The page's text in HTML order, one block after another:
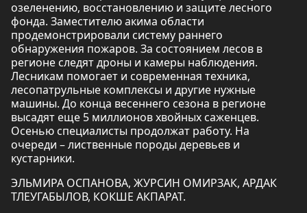
озеленению, восстановлению и защите лесного
фонда. Заместителю акима области
продемонстрировали систему раннего
обнаружения пожаров. За состоянием лесов в
регионе следят дроны и камеры наблюдения.
Лесникам помогает и современная техника,
лесопатрульные комплексы и другие нужные
машины. До конца весеннего сезона в регионе
высадят еще 5 миллионов хвойных саженцев.
Осенью специалисты продолжат работу. На
очереди – лиственные породы деревьев и
кустарники.
ЭЛЬМИРА ОСПАНОВА, ЖУРСИН ОМИРЗАК, АРДАК
ТЛЕУГАБЫЛОВ, КОКШЕ АКПАРАТ.